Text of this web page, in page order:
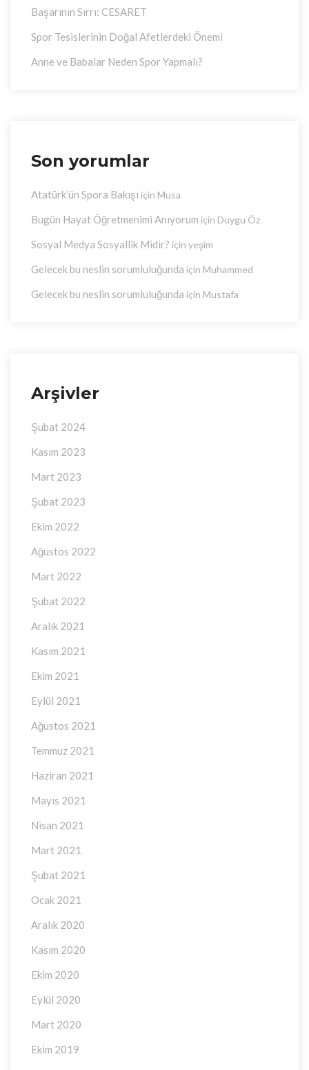
Başarının Sırrı: CESARET
Spor Tesislerinin Doğal Afetlerdeki Önemi
Anne ve Babalar Neden Spor Yapmalı?
Son yorumlar
Atatürk’ün Spora Bakışı için Musa
Bugün Hayat Öğretmenimi Anıyorum için Duygu Öz
Sosyal Medya Sosyallik Midir? için yeşim
Gelecek bu neslin sorumluluğunda için Muhammed
Gelecek bu neslin sorumluluğunda için Mustafa
Arşivler
Şubat 2024
Kasım 2023
Mart 2023
Şubat 2023
Ekim 2022
Ağustos 2022
Mart 2022
Şubat 2022
Aralık 2021
Kasım 2021
Ekim 2021
Eylül 2021
Ağustos 2021
Temmuz 2021
Haziran 2021
Mayıs 2021
Nisan 2021
Mart 2021
Şubat 2021
Ocak 2021
Aralık 2020
Kasım 2020
Ekim 2020
Eylül 2020
Mart 2020
Ekim 2019